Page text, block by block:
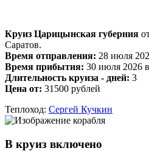
Круиз Царицынская губерния
Саратов.
Время отправления: 28 июля
Время прибытия: 30 июля 2026
Длительность круиза - дней: 3
Цена от: 31500 рублей
Теплоход: Сергей Кучкин
В круиз включено